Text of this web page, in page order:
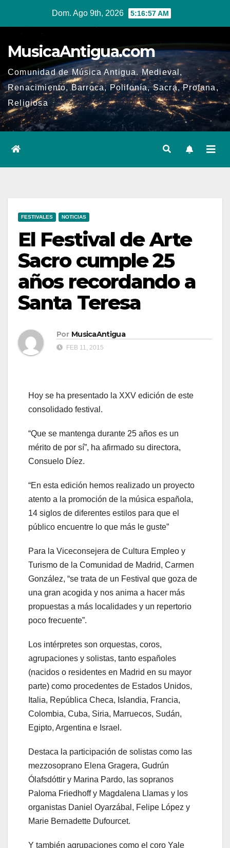
Dom. Ago 9th, 2026 5:16:57 AM
MusicaAntigua.com
Comunidad de Música Antigua. Medieval,
Renacimiento, Barroca, Polifonía, Sacra, Profana,
Religiosa
FESTIVALES NOTICIAS
El Festival de Arte
Sacro cumple 25
años recordando a
Santa Teresa
Por MusicaAntigua
FEB 11, 2015
Hoy se ha presentado la XXV edición de este
consolidado festival.
“Que se mantenga durante 25 años es un
mérito de por sí”, ha afirmado su directora,
Consuelo Díez.
“En esta edición hemos realizado un proyecto
atento a la promoción de la música española,
14 siglos de diferentes estilos para que el
público encuentre lo que más le guste”
Para la Viceconsejera de Cultura Empleo y
Turismo de la Comunidad de Madrid, Carmen
González, “se trata de un Festival que goza de
una gran acogida y nos anima a hacer más
propuestas a más localidades y un repertorio
poco frecuente”.
Los intérpretes son orquestas, coros,
agrupaciones y solistas, tanto españoles
(nacidos o residentes en Madrid en su mayor
parte) como procedentes de Estados Unidos,
Italia, República Checa, Islandia, Francia,
Colombia, Cuba, Siria, Marruecos, Sudán,
Egipto, Argentina e Israel.
Destaca la participación de solistas como las
mezzosoprano Elena Gragera, Gudrún
Ólafsdóttir y Marina Pardo, las sopranos
Paloma Friedhoff y Magdalena Llamas y los
organistas Daniel Oyarzábal, Felipe López y
Marie Bernadette Dufourcet.
Y también agrupaciones como el coro Yale